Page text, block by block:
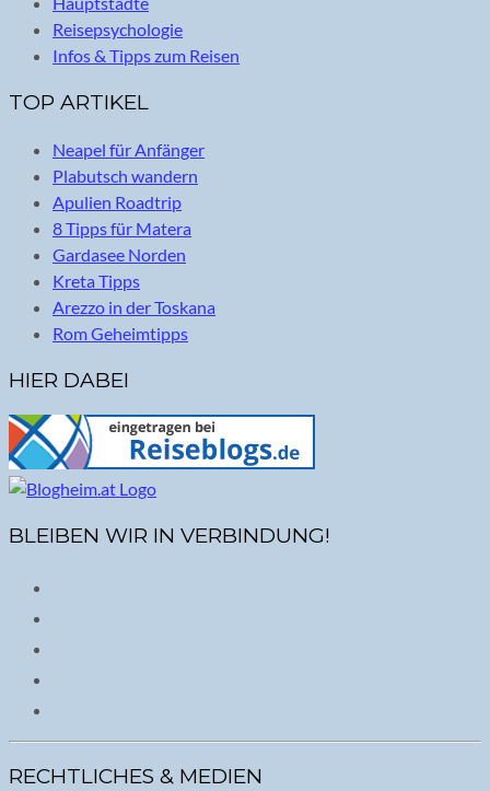
Reisepsychologie
Infos & Tipps zum Reisen
TOP ARTIKEL
Neapel für Anfänger
Plabutsch wandern
Apulien Roadtrip
8 Tipps für Matera
Gardasee Norden
Kreta Tipps
Arezzo in der Toskana
Rom Geheimtipps
HIER DABEI
BLEIBEN WIR IN VERBINDUNG!
RECHTLICHES & MEDIEN